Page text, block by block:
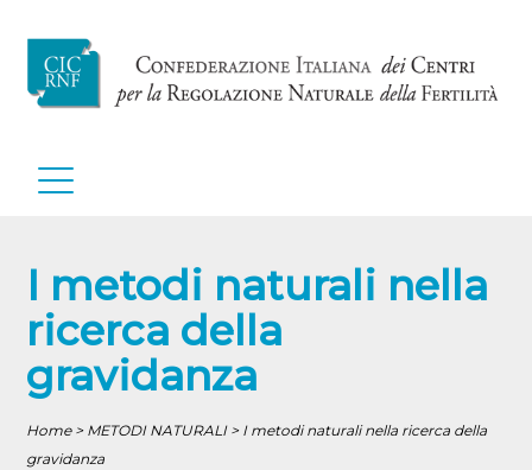
I metodi naturali nella
ricerca della
gravidanza
Home > METODI NATURALI > I metodi naturali nella ricerca della
gravidanza